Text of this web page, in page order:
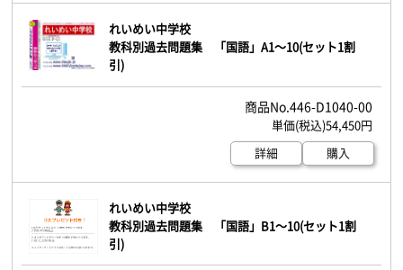
れいめい中学校
教科別過去問題集 「国語」A1～10(セット1割
引)
446-D1040-00
54,450円
詳細
購入
れいめい中学校
教科別過去問題集 「国語」B1～10(セット1割
引)